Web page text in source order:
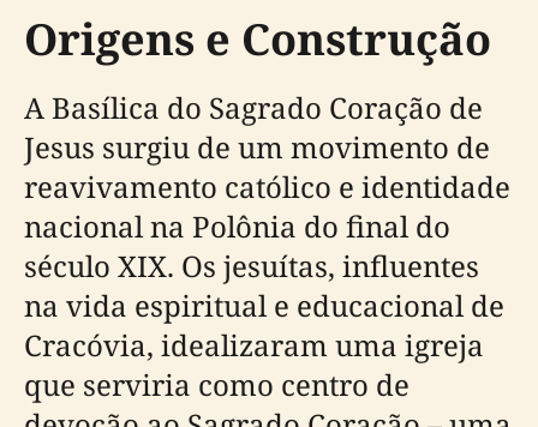
Origens e Construção
A Basílica do Sagrado Coração de
Jesus surgiu de um movimento de
reavivamento católico e identidade
nacional na Polônia do final do
século XIX. Os jesuítas, influentes
na vida espiritual e educacional de
Cracóvia, idealizaram uma igreja
que serviria como centro de